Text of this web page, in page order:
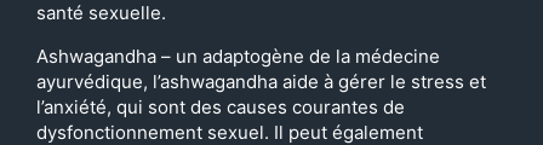
santé sexuelle.
Ashwagandha – un adaptogène de la médecine
ayurvédique, l’ashwagandha aide à gérer le stress et
l’anxiété, qui sont des causes courantes de
dysfonctionnement sexuel. Il peut également